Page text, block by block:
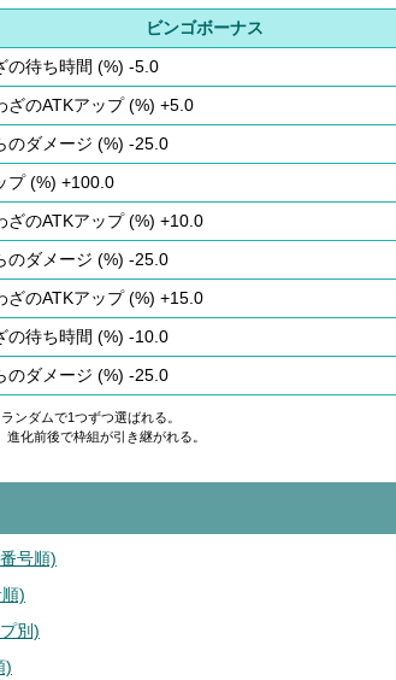
ビンゴボーナス
の待ち時間 (%) -5.0
ざのATKアップ (%) +5.0
のダメージ (%) -25.0
プ (%) +100.0
ざのATKアップ (%) +10.0
のダメージ (%) -25.0
ざのATKアップ (%) +15.0
の待ち時間 (%) -10.0
のダメージ (%) -25.0
ンダムで1つずつ選ばれる。
化前後で枠組が引き継がれる。
号順)
)
別)
)